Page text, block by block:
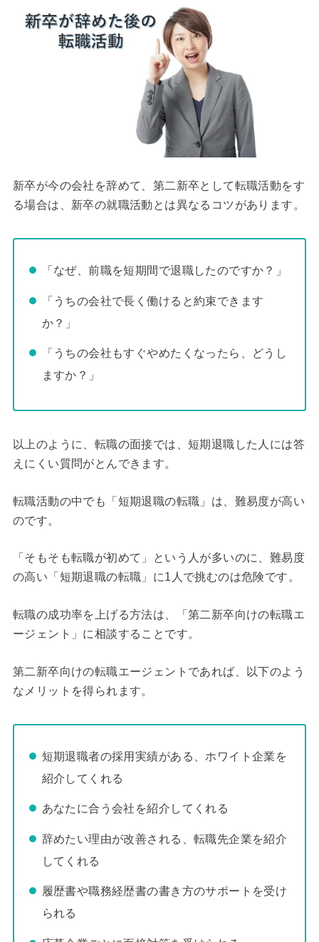
新卒が今の会社を辞めて、第二新卒として転職活動をす
る場合は、新卒の就職活動とは異なるコツがあります。
「なぜ、前職を短期間で退職したのですか？」
「うちの会社で長く働けると約束できます
か？」
「うちの会社もすぐやめたくなったら、どうし
ますか？」
以上のように、転職の面接では、短期退職した人には答
えにくい質問がとんできます。
転職活動の中でも「短期退職の転職」は、難易度が高い
のです。
「そもそも転職が初めて」という人が多いのに、難易度
の高い「短期退職の転職」に1人で挑むのは危険です。
転職の成功率を上げる方法は、「第二新卒向けの転職エ
ージェント」に相談することです。
第二新卒向けの転職エージェントであれば、以下のよう
なメリットを得られます。
短期退職者の採用実績がある、ホワイト企業を
紹介してくれる
あなたに合う会社を紹介してくれる
辞めたい理由が改善される、転職先企業を紹介
してくれる
履歴書や職務経歴書の書き方のサポートを受け
られる